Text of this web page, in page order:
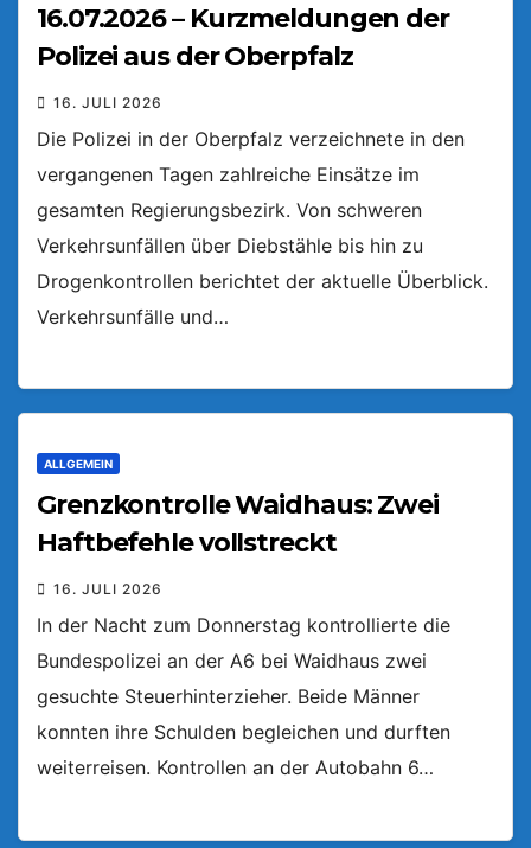
16.07.2026 – Kurzmeldungen der
Polizei aus der Oberpfalz
16. JULI 2026
Die Polizei in der Oberpfalz verzeichnete in den
vergangenen Tagen zahlreiche Einsätze im
gesamten Regierungsbezirk. Von schweren
Verkehrsunfällen über Diebstähle bis hin zu
Drogenkontrollen berichtet der aktuelle Überblick.
Verkehrsunfälle und…
ALLGEMEIN
Grenzkontrolle Waidhaus: Zwei
Haftbefehle vollstreckt
16. JULI 2026
In der Nacht zum Donnerstag kontrollierte die
Bundespolizei an der A6 bei Waidhaus zwei
gesuchte Steuerhinterzieher. Beide Männer
konnten ihre Schulden begleichen und durften
weiterreisen. Kontrollen an der Autobahn 6…